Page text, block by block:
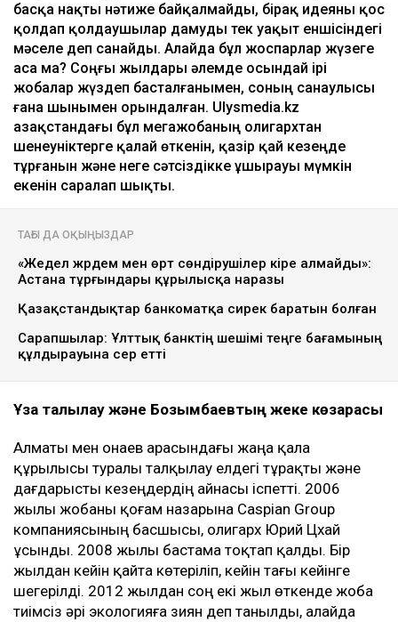
басқа нақты нәтиже байқалмайды, бірақ идеяны қос
қолдап қолдаушылар дамуды тек уақыт еншісіндегі
мәселе деп санайды. Алайда бұл жоспарлар жүзеге
аса ма? Соңғы жылдары әлемде осындай ірі
жобалар жүздеп басталғанымен, соның санаулысы
ғана шынымен орындалған. Ulysmedia.kz
Қазақстандағы бұл мегажобаның олигархтан
шенеуніктерге қалай өткенін, қазір қай кезеңде
тұрғанын және неге сәтсіздікке ұшырауы мүмкін
екенін саралап шықты.
ТАҒЫ ДА ОҚЫҢЫЗДАР
«Жедел жәрдем мен өрт сөндірушілер кіре алмайды»:
Астана тұрғындары құрылысқа наразы
Қазақстандықтар банкоматқа сирек баратын болған
Сарапшылар: Ұлттық банктің шешімі теңге бағамының
құлдырауына әсер етті
Ұзақ талқылау және Бозымбаевтың жеке көзқарасы
Алматы мен Қонаев арасындағы жаңа қала
құрылысы туралы талқылау елдегі тұрақты және
дағдарысты кезеңдердің айнасы іспетті. 2006
жылы жобаны қоғам назарына Caspian Group
компаниясының басшысы, олигарх Юрий Цхай
ұсынды. 2008 жылы бастама тоқтап қалды. Бір
жылдан кейін қайта көтеріліп, кейін тағы кейінге
шегерілді. 2012 жылдан соң екі жыл өткенде жоба
тиімсіз әрі экологияға зиян деп танылды, алайда